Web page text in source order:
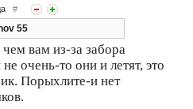
#
55
вам из-за забора
очень-то они и летят, это
Порыхлите-и нет